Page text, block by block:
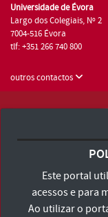
Universidade de Évora
Largo dos Colegiais, Nº 2
7004-516 Évora
tlf: +351 266 740 800
outros contactos
Consulte os
Este portal
acessos e para
Ao utilizar o